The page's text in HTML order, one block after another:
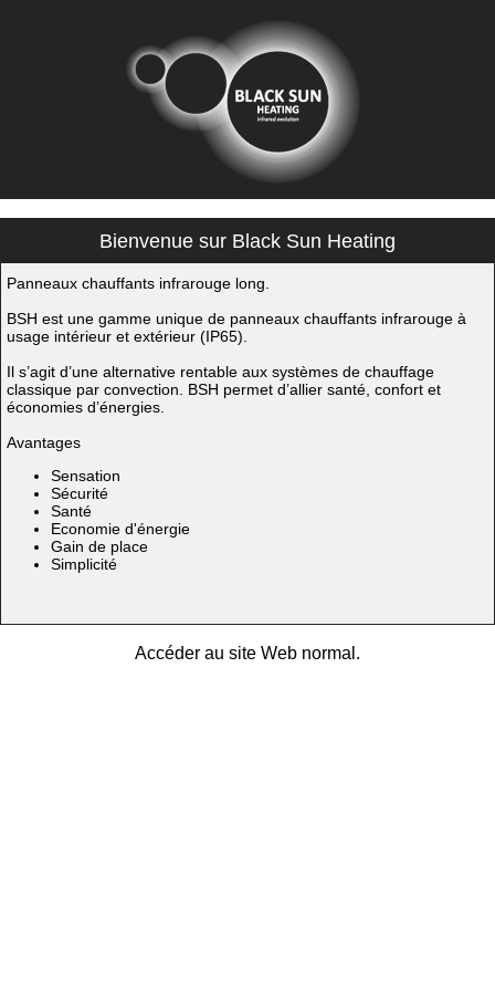
Bienvenue sur Black Sun Heating
Panneaux chauffants infrarouge long.
BSH est une gamme unique de panneaux chauffants infrarouge à
usage intérieur et extérieur (IP65).
Il s’agit d’une alternative rentable aux systèmes de chauffage
classique par convection. BSH permet d’allier santé, confort et
économies d’énergies.
Avantages
Sensation
Sécurité
Santé
Economie d'énergie
Gain de place
Simplicité
Accéder au site Web normal.